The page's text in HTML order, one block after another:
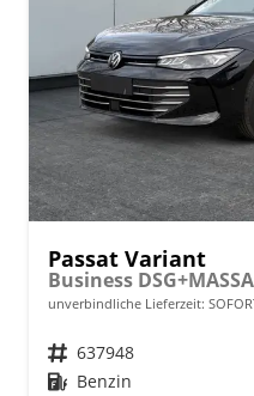
Passat Variant
unverbindliche Lieferzeit:
Fahrzeugnr. 637948
Kraftstoff Benzin